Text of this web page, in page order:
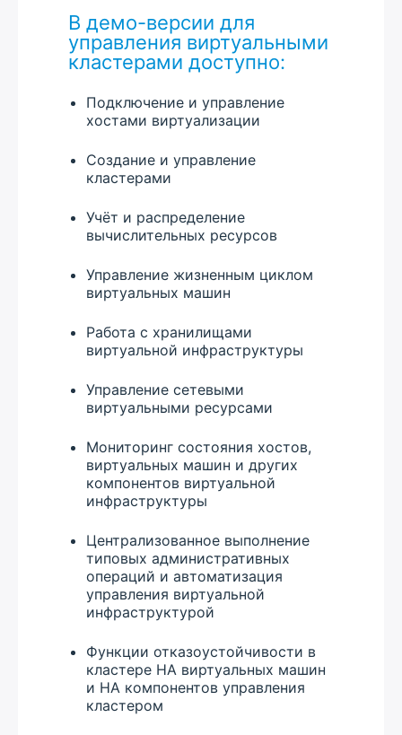
В демо-версии для
управления виртуальными
кластерами доступно:
Подключение и управление
хостами виртуализации
Создание и управление
кластерами
Учёт и распределение
вычислительных ресурсов
Управление жизненным циклом
виртуальных машин
Работа с хранилищами
виртуальной инфраструктуры
Управление сетевыми
виртуальными ресурсами
Мониторинг состояния хостов,
виртуальных машин и других
компонентов виртуальной
инфраструктуры
Централизованное выполнение
типовых административных
операций и автоматизация
управления виртуальной
инфраструктурой
Функции отказоустойчивости в
кластере HA виртуальных машин
и HA компонентов управления
кластером